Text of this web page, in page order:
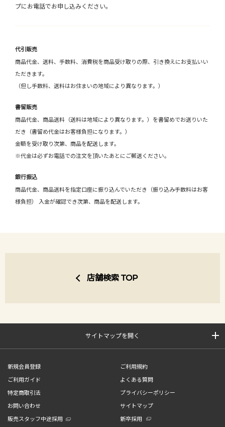
プにお電話でお申し込みください。
代引販売
商品代金、送料、手数料、消費税を商品受け取りの際、引き換えにお支払いい
ただきます。
（但し手数料、送料はお住まいの地域により異なります。）
書留販売
商品代金、商品送料（送料は地域により異なります。）を書留めでお送りいた
だき（書留め代金はお客様負担になります。）
金額を受け取り次第、商品を配送します。
※代金は必ずお電話での注文を頂いたあとにご郵送ください。
銀行振込
商品代金、商品送料を指定口座に振り込んでいただき（振り込み手数料はお客
様負担） 入金が確認でき次第、商品を配送します。
店舗検索 TOP
サイトマップを開く
新規会員登録
ご利用規約
ご利用ガイド
よくある質問
特定商取引法
プライバシーポリシー
お問い合わせ
サイトマップ
販売スタッフ中途採用
新卒採用